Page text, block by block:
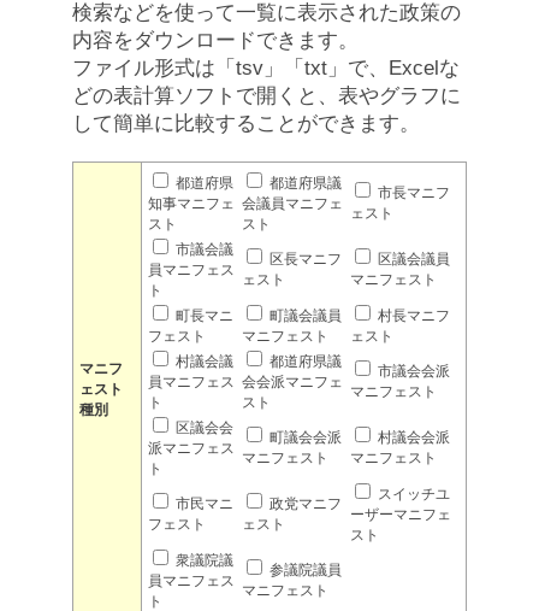
検索などを使って一覧に表示された政策の
内容をダウンロードできます。
ファイル形式は「tsv」「txt」で、Excelな
どの表計算ソフトで開くと、表やグラフに
して簡単に比較することができます。
マニフ
ェスト
種別
都道府県
知事マニフェ
スト
都道府県議
会議員マニフェ
スト
市長マニフ
ェスト
市議会議
員マニフェス
ト
区長マニフ
ェスト
区議会議員
マニフェスト
町長マニ
フェスト
町議会議員
マニフェスト
村長マニフ
ェスト
村議会議
員マニフェス
ト
都道府県議
会会派マニフェ
スト
市議会会派
マニフェスト
区議会会
派マニフェス
ト
町議会会派
マニフェスト
村議会会派
マニフェスト
市民マニ
フェスト
政党マニフ
ェスト
スイッチユ
ーザーマニフェ
スト
衆議院議
員マニフェス
ト
参議院議員
マニフェスト